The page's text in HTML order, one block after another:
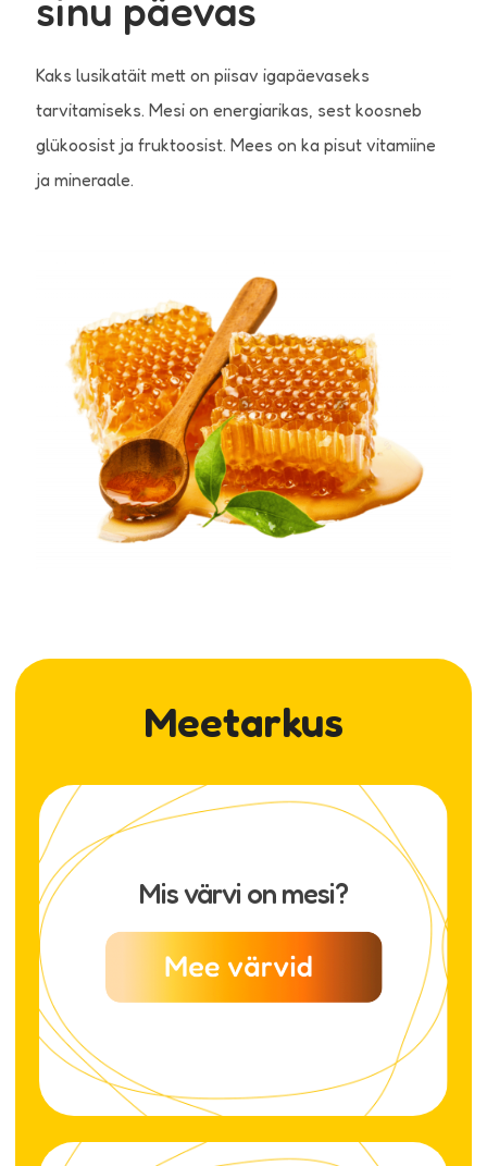
sinu päevas
Kaks lusikatäit mett on piisav igapäevaseks
tarvitamiseks. Mesi on energiarikas, sest koosneb
glükoosist ja fruktoosist. Mees on ka pisut vitamiine
ja mineraale.
Meetarkus
Mis värvi on mesi?